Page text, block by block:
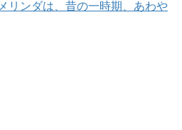
リンダは、昔の一時期、あわや